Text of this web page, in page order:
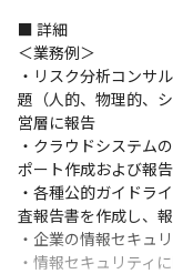
■ 詳細
＜業務例＞
・リスク分析コンサ
題（人的、物理的、
営層に報告
・クラウドシステム
ポート作成および報
・各種公的ガイドラ
査報告書を作成し、
・企業の情報セキュ
・情報セキュリティ